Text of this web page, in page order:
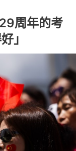
周年的考
」